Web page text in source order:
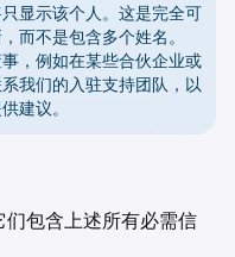
显示该个人。这是完全可
而不是包含多个姓名。
，例如在某些合伙企业或
我们的入驻支持团队，以
建议。
包含上述所有必需信